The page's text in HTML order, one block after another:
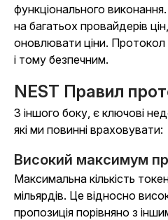
функціонального
на багатьох провайдерів
оновлювати ціни.
і тому безпечним.
NEST Правил
З іншого боку, є ключові
які ми повинні враховувати:
Високий максимум
Максимальна кількість
мільярдів. Це відносно
пропозиція порівняно з